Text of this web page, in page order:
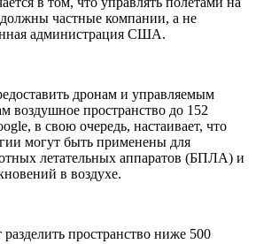
частные компании, а не
администрация США.
дронам и управляемым
воздушное пространство до 152
в свою очередь, настаивает, что
могут быть применены для
летательных аппаратов (БПЛА) и
в воздухе.
пространство ниже 500